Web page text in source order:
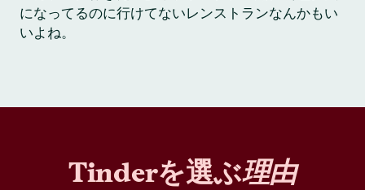
になってるのに行けてないレンストランなんかもい
いよね。
Tinderを選ぶ理由